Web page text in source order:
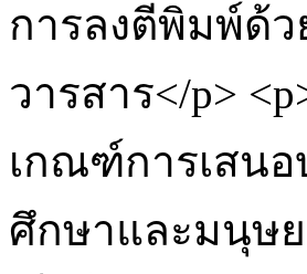
การลงตีพิมพ์ด้
วารสาร</p>
เกณฑ์การเสน
ศึกษาและมนุษย